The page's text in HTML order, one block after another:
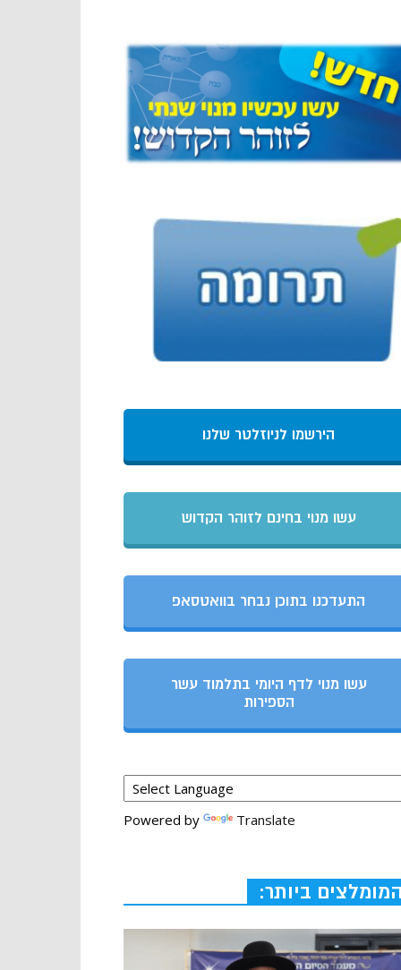
הירשמו לניוזלטר שלנו
עשו מנוי בחינם לזוהר הקדוש
התעדכנו בתוכן נבחר בוואטסאפ
עשו מנוי לדף היומי בתלמוד עשר
הספירות
Powered by Translate
המומלצים ביותר: